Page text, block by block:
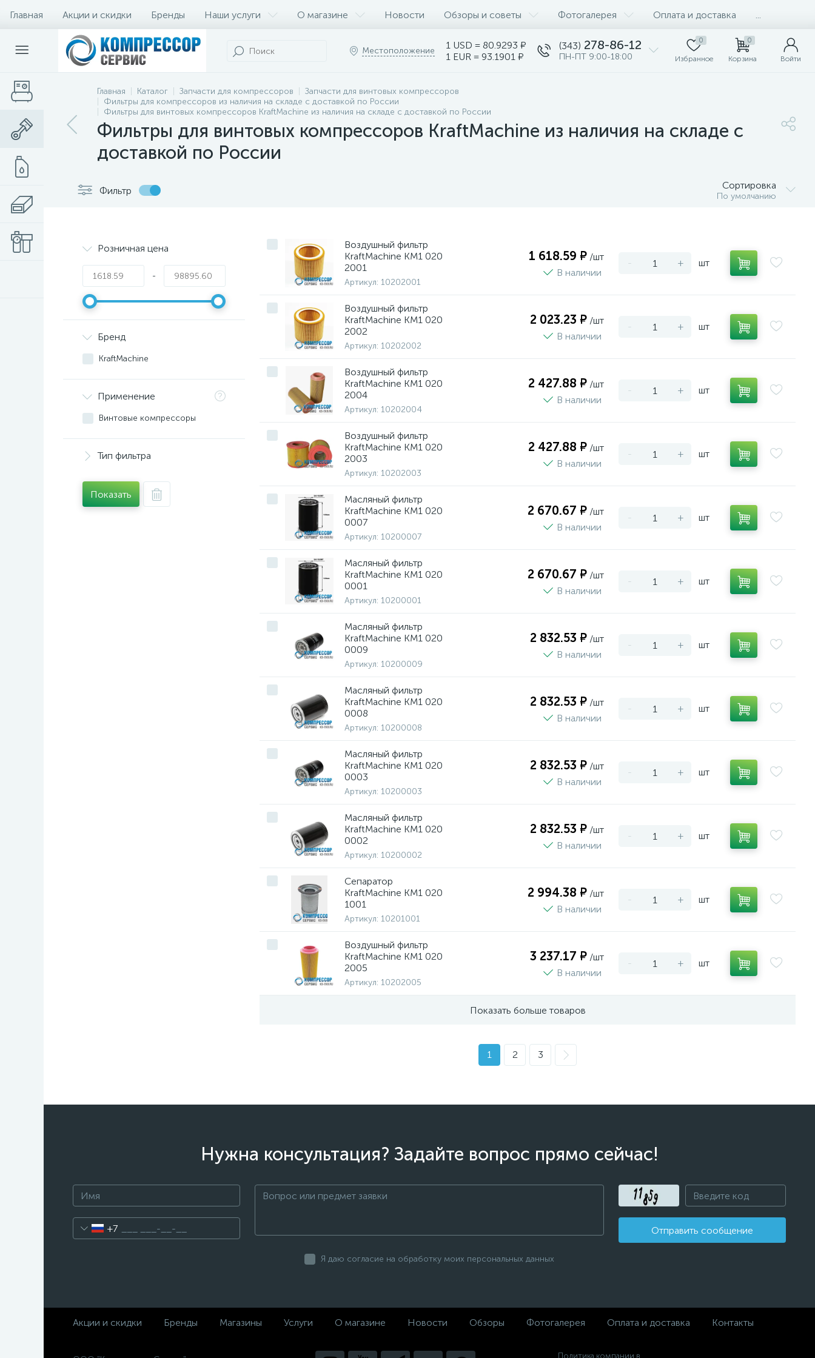
Главная Акции и скидки Бренды Наши услуги О магазине Новости Обзоры и советы Фотогалерея Оплата и доставка
Местоположение
1 USD = 80.9293 ₽
1 EUR = 93.1901 ₽
(343) 278-86-12
ПН-ПТ 9:00-18:00
0
Избранное
0
Корзина Войти
Главная Каталог Запчасти для компрессоров
Запчасти для винтовых компрессоров
Фильтры для компрессоров из наличия на складе с доставкой по России
Фильтры для винтовых компрессоров KraftMachine из наличия на складе с доставкой по России
Фильтры для винтовых компрессоров KraftMachine из наличия на складе с
доставкой по России
Фильтр Сортировка
По умолчанию
Розничная цена
-
Бренд
KraftMachine
Применение
Винтовые компрессоры
Тип фильтра
Показать
Воздушный фильтр
KraftMachine КМ1 020
2001
Артикул: 10202001
1 618.59 ₽ /шт
В наличии
- + шт
Воздушный фильтр
KraftMachine КМ1 020
2002
Артикул: 10202002
2 023.23 ₽ /шт
В наличии
- + шт
Воздушный фильтр
KraftMachine КМ1 020
2004
Артикул: 10202004
2 427.88 ₽ /шт
В наличии
- + шт
Воздушный фильтр
KraftMachine КМ1 020
2003
Артикул: 10202003
2 427.88 ₽ /шт
В наличии
- + шт
Масляный фильтр
KraftMachine КМ1 020
0007
Артикул: 10200007
2 670.67 ₽ /шт
В наличии
- + шт
Масляный фильтр
KraftMachine КМ1 020
0001
Артикул: 10200001
2 670.67 ₽ /шт
В наличии
- + шт
Масляный фильтр
KraftMachine КМ1 020
0009
Артикул: 10200009
2 832.53 ₽ /шт
В наличии
- + шт
Масляный фильтр
KraftMachine КМ1 020
0008
Артикул: 10200008
2 832.53 ₽ /шт
В наличии
- + шт
Масляный фильтр
KraftMachine КМ1 020
0003
Артикул: 10200003
2 832.53 ₽ /шт
В наличии
- + шт
Масляный фильтр
KraftMachine КМ1 020
0002
Артикул: 10200002
2 832.53 ₽ /шт
В наличии
- + шт
Сепаратор
KraftMachine КМ1 020
1001
Артикул: 10201001
2 994.38 ₽ /шт
В наличии
- + шт
Воздушный фильтр
KraftMachine КМ1 020
2005
Артикул: 10202005
3 237.17 ₽ /шт
В наличии
- + шт
Показать больше товаров
1 2 3
Нужна консультация? Задайте вопрос прямо сейчас!
+7 Отправить сообщение
Я даю согласие на обработку моих персональных данных
Акции и скидки Бренды Магазины Услуги О магазине Новости Обзоры Фотогалерея Оплата и доставка Контакты
Политика компании в